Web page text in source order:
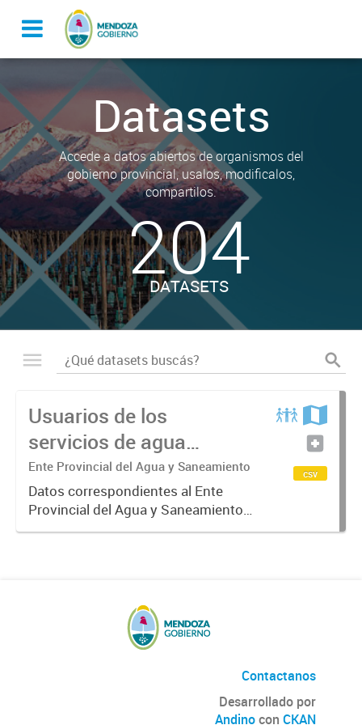
Datasets
Accede a datos abiertos de organismos del
gobierno provincial, usalos, modificalos,
compartilos.
204
DATASETS
Usuarios de los
servicios de agua
potable y cloacas
Ente Provincial del Agua y Saneamiento
Datos correspondientes al Ente
Provincial del Agua y Saneamiento
de Mendoza sobre las cuentas que
csv
Contactanos
Desarrollado por
Andinocon CKAN